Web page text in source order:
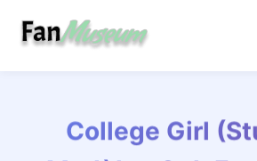
College Girl